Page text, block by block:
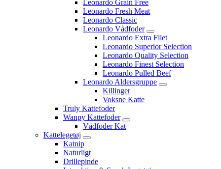
Leonardo Grain Free
Leonardo Fresh Meat
Leonardo Classic
Leonardo Vådfoder
Leonardo Extra Filet
Leonardo Superior Selection
Leonardo Quality Selection
Leonardo Finest Selection
Leonardo Pulled Beef
Leonardo Aldersgruppe
Killinger
Voksne Katte
Truly Kattefoder
Wanpy Kattefoder
Vådfoder Kat
Kattelegetøj
Katnip
Naturligt
Drillepinde